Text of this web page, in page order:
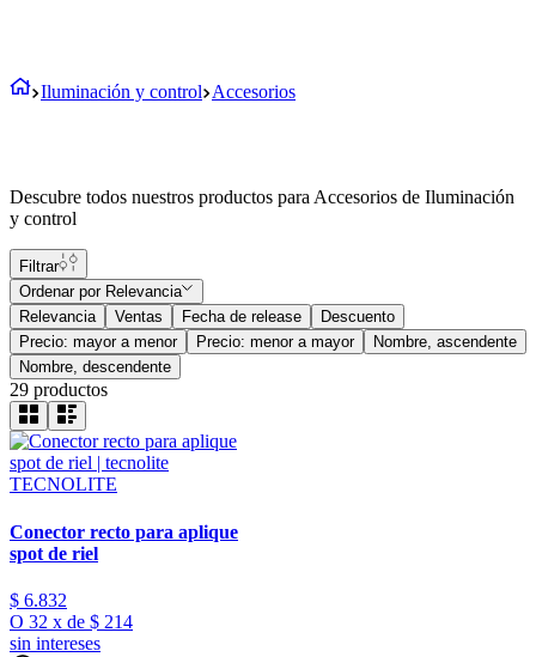
Iluminación y control Accesorios
Descubre todos nuestros productos para Accesorios de Iluminación
y control
Filtrar
Ordenar por Relevancia
Relevancia
Ventas Fecha de release
Descuento
Precio: mayor a menor
Precio: menor a mayor
Nombre, ascendente
Nombre, descendente
29 productos
TECNOLITE
Conector recto para aplique
spot de riel
$ 6.832
O 32 x de $ 214
sin intereses